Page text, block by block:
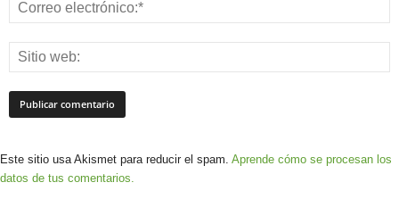
Este sitio usa Akismet para reducir el spam. Aprende cómo se procesan los
datos de tus comentarios.